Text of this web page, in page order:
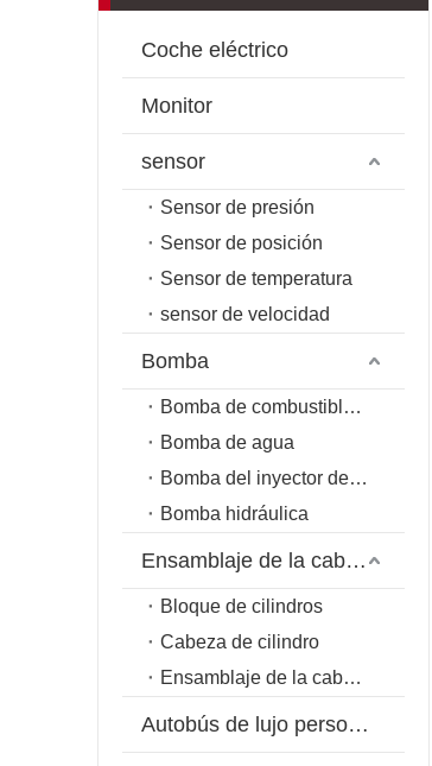
Coche eléctrico
Monitor
sensor
Sensor de presión
Sensor de posición
Sensor de temperatura
sensor de velocidad
Bomba
Bomba de combustible de riel común
Bomba de agua
Bomba del inyector de combustible
Bomba hidráulica
Ensamblaje de la cabeza del cilindro
Bloque de cilindros
Cabeza de cilindro
Ensamblaje de la cabeza del cilindro
Autobús de lujo personalizado